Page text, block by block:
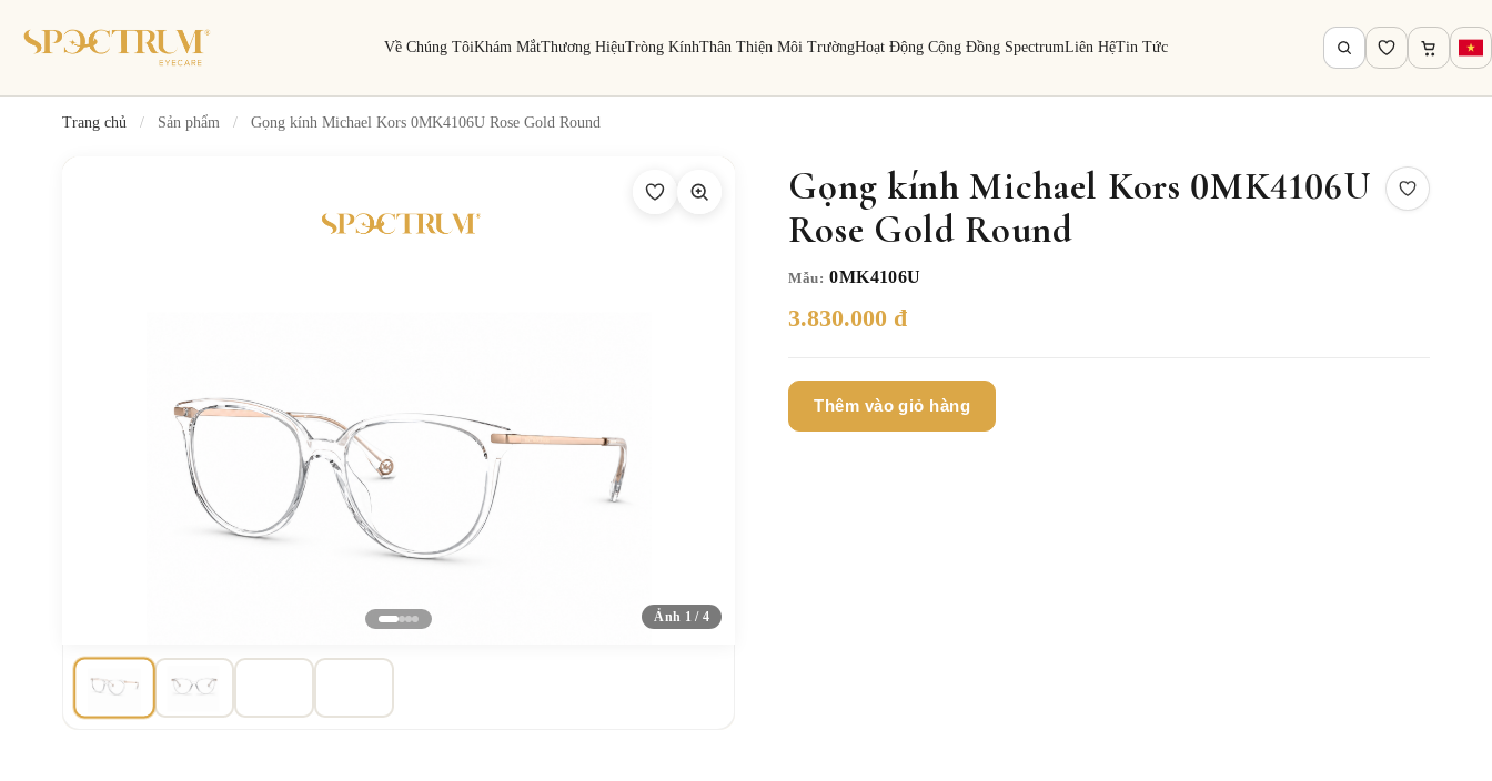
Về Chúng TôiKhám MắtThương HiệuTròng KínhThân Thiện Môi TrườngHoạt Động Cộng Đồng SpectrumLiên HệTin Tức
Trang chủ / Sản phẩm / Gọng kính Michael Kors 0MK4106U Rose Gold Round
Ảnh 1 / 4
Gọng kính Michael Kors 0MK4106U
Rose Gold Round
Mẫu: 0MK4106U
3.830.000 đ
Thêm vào giỏ hàng